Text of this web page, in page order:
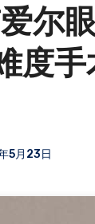
尔
度手
5月23日